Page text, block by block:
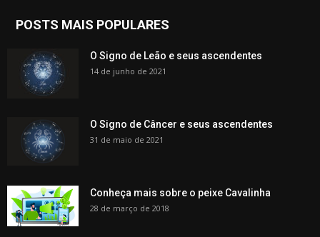
POSTS MAIS POPULARES
O Signo de Leão e seus ascendentes
14 de junho de 2021
O Signo de Câncer e seus ascendentes
31 de maio de 2021
Conheça mais sobre o peixe Cavalinha
28 de março de 2018